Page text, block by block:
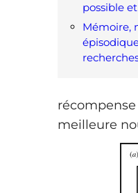
possible
Mémoire,
meilleure